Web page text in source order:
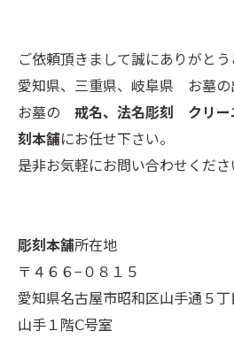
ご依頼頂きまして誠にありがとう
愛知県、三重県、岐阜県 お墓の
お墓の 戒名、法名彫刻 クリ
刻本舗にお任せ下さい。
是非お気軽にお問い合わせくださ
彫刻本舗所在地
〒４６６−０８１５
愛知県名古屋市昭和区山手通５
山手１階Ⅽ号室